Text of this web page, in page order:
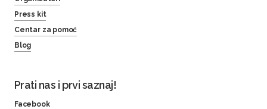
Press kit
Centar za pomoć
Blog
Prati nas i prvi saznaj!
Facebook